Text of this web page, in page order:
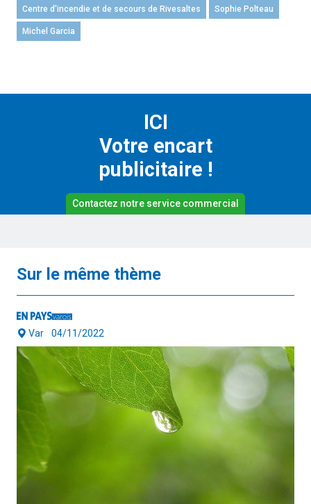
Centre d'incendie et de secours de Rivesaltes Sophie Polteau
Michel Garcia
ICI
Votre encart
publicitaire !
Contactez notre service commercial
Sur le même thème
Var 04/11/2022